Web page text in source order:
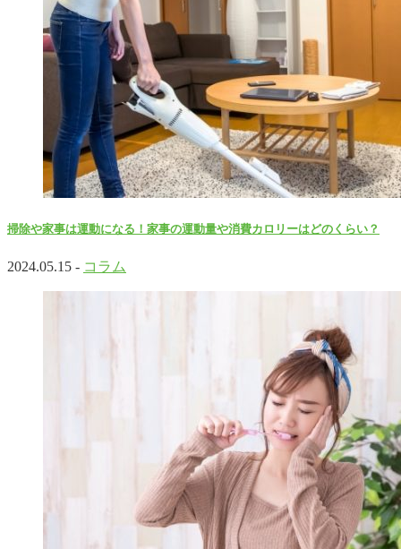
掃除や家事は運動になる！家事の運動量や消費カロリーはどのくらい？
2024.05.15 - コラム